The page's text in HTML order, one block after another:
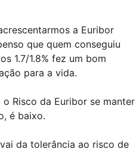
a Euribor
que quem conseguiu
1.7/1.8% fez um bom
para a vida.
Risco da Euribor se manter
é baixo.
da tolerância ao risco de